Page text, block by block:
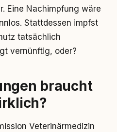
Eine Nachimpfung wäre
Stattdessen impfst
tatsächlich
vernünftig, oder?
braucht
Veterinärmedizin